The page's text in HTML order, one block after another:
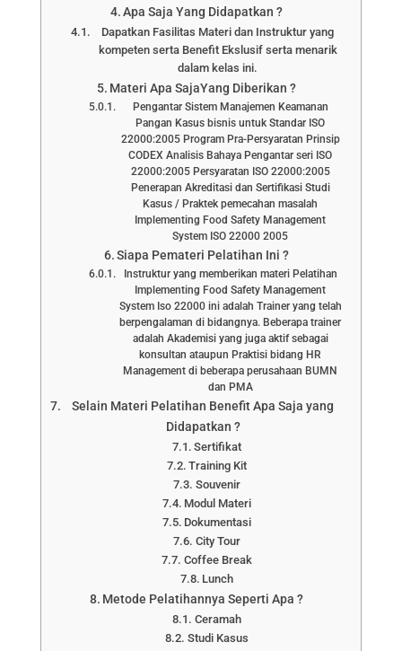
Apa Saja Yang Didapatkan ?
Dapatkan Fasilitas Materi dan Instruktur yang
kompeten serta Benefit Ekslusif serta menarik
dalam kelas ini.
Materi Apa SajaYang Diberikan ?
Pengantar Sistem Manajemen Keamanan
Pangan Kasus bisnis untuk Standar ISO
22000:2005 Program Pra-Persyaratan Prinsip
CODEX Analisis Bahaya Pengantar seri ISO
22000:2005 Persyaratan ISO 22000:2005
Penerapan Akreditasi dan Sertifikasi Studi
Kasus / Praktek pemecahan masalah
Implementing Food Safety Management
System ISO 22000 2005
Siapa Pemateri Pelatihan Ini ?
Instruktur yang memberikan materi Pelatihan
Implementing Food Safety Management
System Iso 22000 ini adalah Trainer yang telah
berpengalaman di bidangnya. Beberapa trainer
adalah Akademisi yang juga aktif sebagai
konsultan ataupun Praktisi bidang HR
Management di beberapa perusahaan BUMN
dan PMA
Selain Materi Pelatihan Benefit Apa Saja yang
Didapatkan ?
Sertifikat
Training Kit
Souvenir
Modul Materi
Dokumentasi
City Tour
Coffee Break
Lunch
Metode Pelatihannya Seperti Apa ?
Ceramah
Studi Kasus